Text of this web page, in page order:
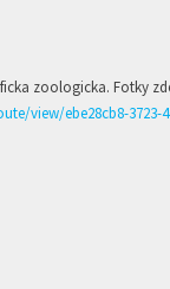
zoologicka. Fotky
view/ebe28cb8-3723-